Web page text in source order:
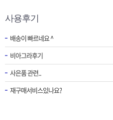
사용후기
배송이 빠르네요 ^
비아그라후기
사은품 관련..
재구매서비스있나요?